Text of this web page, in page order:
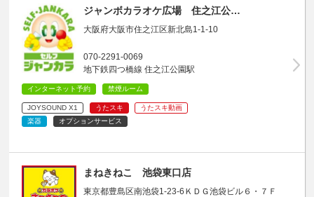
ジャンボカラオケ広場 住之江公…
大阪府大阪市住之江区新北島1-1-10
070-2291-0069
地下鉄四つ橋線 住之江公園駅
インターネット予約 禁煙ルーム
JOYSOUND X1 うたスキ
うたスキ動画
楽器
オプションサービス
まねきねこ 池袋東口店
東京都豊島区南池袋1-23-6ＫＤＧ池袋ビル６・７Ｆ